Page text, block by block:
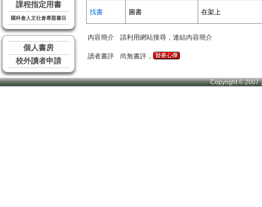
課程指定用書
國科會人文社會專題書目
個人書房
校外讀者申請
找書 圖書 在架上
內容簡介 請利用網站搜尋，連結內容簡介
讀者書評 尚無書評，
Copyright © 2007